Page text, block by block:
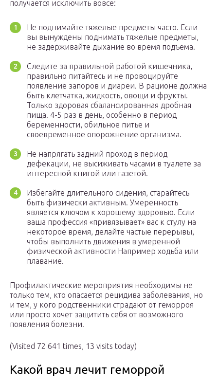
получается исключить вовсе:
Не поднимайте тяжелые предметы часто. Если
вы вынуждены поднимать тяжелые предметы,
не задерживайте дыхание во время подъема.
Следите за правильной работой кишечника,
правильно питайтесь и не провоцируйте
появление запоров и диареи. В рационе должна
быть клетчатка, жидкость, овощи и фрукты.
Только здоровая сбалансированная дробная
пища. 4-5 раз в день, особенно в период
беременности, обильное питье и
своевременное опорожнение организма.
Не напрягать задний проход в период
дефекации, не высиживать часами в туалете за
интересной книгой или газетой.
Избегайте длительного сидения, старайтесь
быть физически активным. Умеренность
является ключом к хорошему здоровью. Если
ваша профессия «привязывает» вас к стулу на
некоторое время, делайте частые перерывы,
чтобы выполнить движения в умеренной
физической активности Например ходьба или
плавание.
Профилактические мероприятия необходимы не
только тем, кто опасается рецидива заболевания, но
и тем, у кого родственники страдают от геморроя
или просто хочет защитить себя от возможного
появления болезни.
(Visited 72 641 times, 13 visits today)
Какой врач лечит геморрой